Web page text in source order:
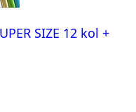
SIZE 12 kol +